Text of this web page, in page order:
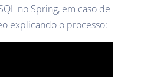
no Spring, em caso de
explicando o processo: